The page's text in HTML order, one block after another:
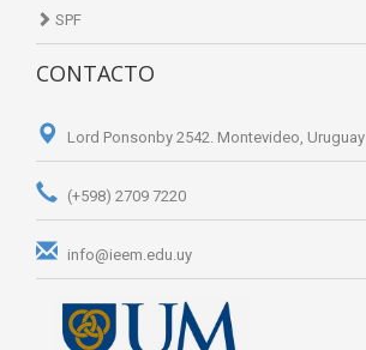
SPF
CONTACTO
Lord Ponsonby 2542. Montevideo, Uruguay
(+598) 2709 7220
info@ieem.edu.uy